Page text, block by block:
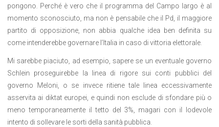
pongono. Perché è vero che il programma del Campo largo è al
momento sconosciuto, ma non è pensabile che il Pd, il maggiore
partito di opposizione, non abbia qualche idea ben definita su
come intenderebbe governare l’Italia in caso di vittoria elettorale.
Mi sarebbe piaciuto, ad esempio, sapere se un eventuale governo
Schlein proseguirebbe la linea di rigore sui conti pubblici del
governo Meloni, o se invece ritiene tale linea eccessivamente
asservita ai diktat europei, e quindi non esclude di sfondare più o
meno temporaneamente il tetto del 3%, magari con il lodevole
intento di sollevare le sorti della sanità pubblica.